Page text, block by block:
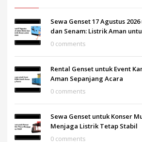
Sewa Genset 17 Agustus
dan Senam: Listrik Aman
0 comments
Rental Genset untuk Event
Aman Sepanjang Acara
0 comments
Sewa Genset untuk Konser
Menjaga Listrik Tetap Stabil
0 comments